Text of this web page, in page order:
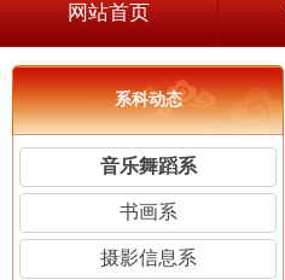
网站首页
系科动态
音乐舞蹈系
书画系
摄影信息系